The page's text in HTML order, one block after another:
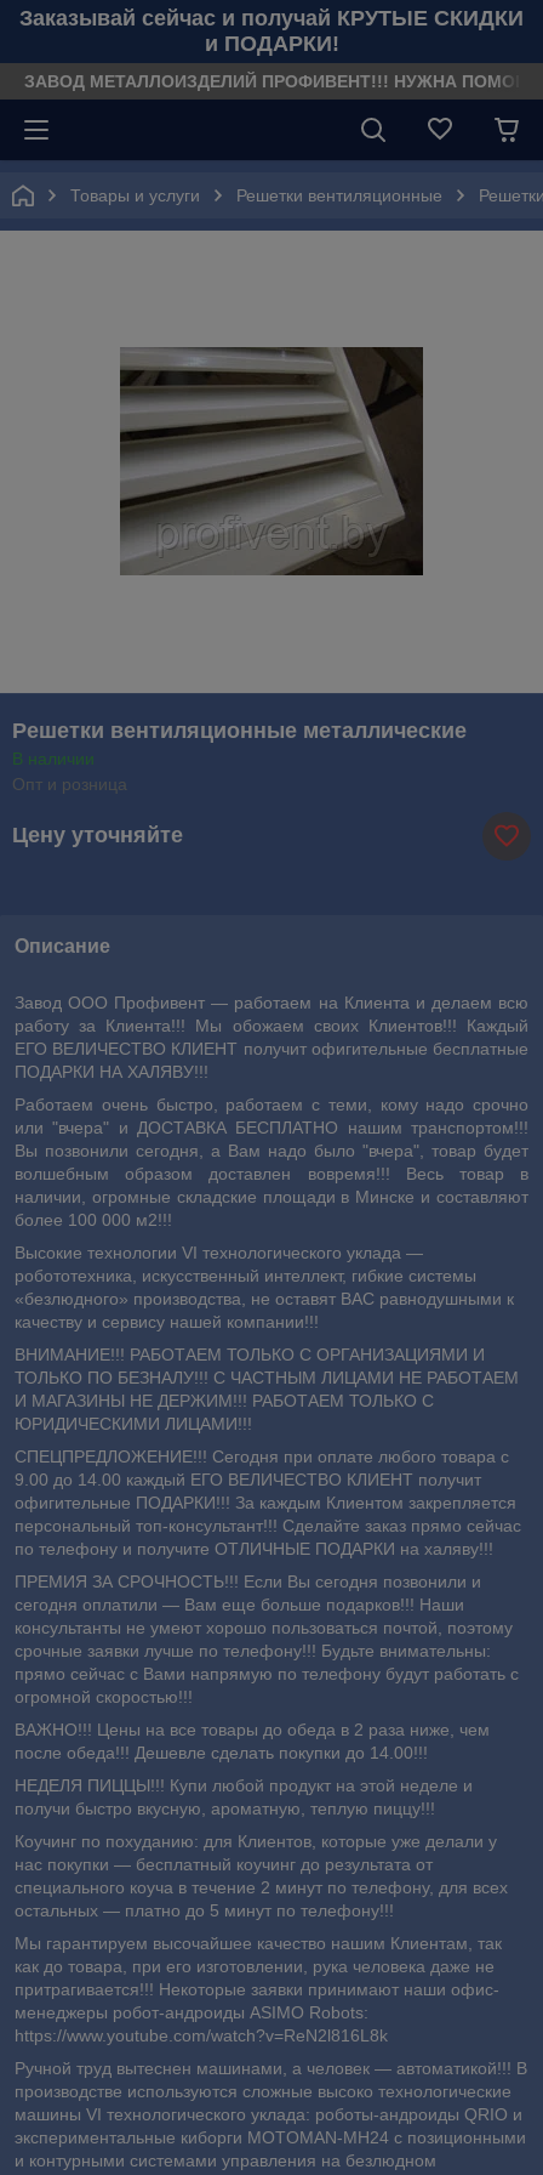
Заказывай сейчас и получай КРУТЫЕ СКИДКИ
и ПОДАРКИ!
ЗАВОД МЕТАЛЛОИЗДЕЛИЙ ПРОФИВЕНТ!!! НУЖНА
Товары и услуги Решетки вентиляционные
Решетки вентиляционные металлические
В наличии
Опт и розница
Цену уточняйте
Описание
Завод ООО Профивент ― работаем на Клиента и делаем всю
работу за Клиента!!! Мы обожаем своих Клиентов!!! Каждый
ЕГО ВЕЛИЧЕСТВО КЛИЕНТ получит офигительные бесплатные
ПОДАРКИ НА ХАЛЯВУ!!!
Работаем очень быстро, работаем с теми, кому надо срочно
или "вчера" и ДОСТАВКА БЕСПЛАТНО нашим транспортом!!!
Вы позвонили сегодня, а Вам надо было "вчера", товар будет
волшебным образом доставлен вовремя!!! Весь товар в
наличии, огромные складские площади в Минске и составляют
более 100 000 м2!!!
Высокие технологии VI технологического уклада ―
робототехника, искусственный интеллект, гибкие системы
«безлюдного» производства, не оставят ВАС равнодушными к
качеству и сервису нашей компании!!!
ВНИМАНИЕ!!! РАБОТАЕМ ТОЛЬКО С ОРГАНИЗАЦИЯМИ И
ТОЛЬКО ПО БЕЗНАЛУ!!! С ЧАСТНЫМ ЛИЦАМИ НЕ РАБОТАЕМ
И МАГАЗИНЫ НЕ ДЕРЖИМ!!! РАБОТАЕМ ТОЛЬКО С
ЮРИДИЧЕСКИМИ ЛИЦАМИ!!!
СПЕЦПРЕДЛОЖЕНИЕ!!! Сегодня при оплате любого товара с
9.00 до 14.00 каждый ЕГО ВЕЛИЧЕСТВО КЛИЕНТ получит
офигительные ПОДАРКИ!!! За каждым Клиентом закрепляется
персональный топ-консультант!!! Сделайте заказ прямо сейчас
по телефону и получите ОТЛИЧНЫЕ ПОДАРКИ на халяву!!!
ПРЕМИЯ ЗА СРОЧНОСТЬ!!! Если Вы сегодня позвонили и
сегодня оплатили ― Вам еще больше подарков!!! Наши
консультанты не умеют хорошо пользоваться почтой, поэтому
срочные заявки лучше по телефону!!! Будьте внимательны:
прямо сейчас с Вами напрямую по телефону будут работать с
огромной скоростью!!!
ВАЖНО!!! Цены на все товары до обеда в 2 раза ниже, чем
после обеда!!! Дешевле сделать покупки до 14.00!!!
НЕДЕЛЯ ПИЦЦЫ!!! Купи любой продукт на этой неделе и
получи быстро вкусную, ароматную, теплую пиццу!!!
Коучинг по похуданию: для Клиентов, которые уже делали у
нас покупки ― бесплатный коучинг до результата от
специального коуча в течение 2 минут по телефону, для всех
остальных ― платно до 5 минут по телефону!!!
Мы гарантируем высочайшее качество нашим Клиентам, так
как до товара, при его изготовлении, рука человека даже не
притрагивается!!! Некоторые заявки принимают наши офис-
менеджеры робот-андроиды ASIMO Robots:
https://www.youtube.com/watch?v=ReN2l816L8k
Ручной труд вытеснен машинами, а человек — автоматикой!!! В
производстве используются сложные высоко технологические
машины VI технологического уклада: роботы-андроиды QRIO и
экспериментальные киборги MOTOMAN-MH24 с позиционными
и контурными системами управления на безлюдном